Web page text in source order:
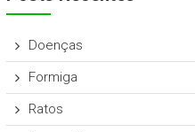
Doenças
Formiga
Ratos